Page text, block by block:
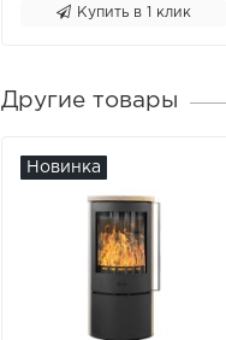
Купить в 1 клик
Другие товары
Новинка